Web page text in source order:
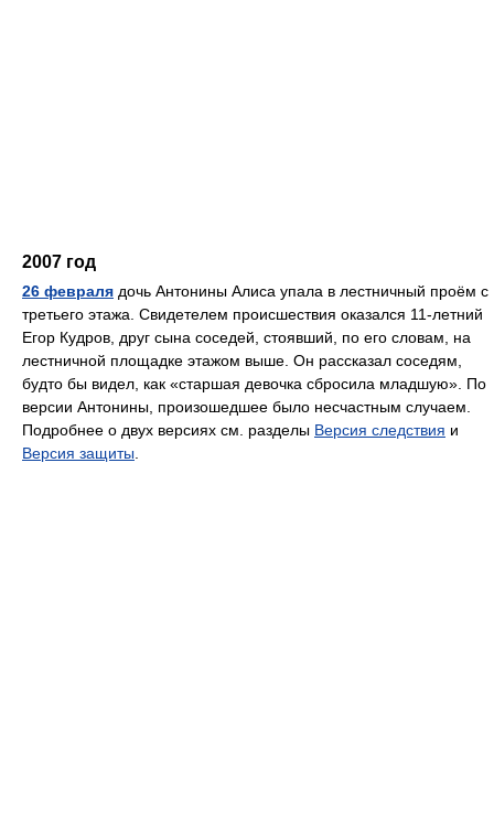
2007 год
26 февраля дочь Антонины Алиса упала в лестничный проём с
третьего этажа. Свидетелем происшествия оказался 11-летний
Егор Кудров, друг сына соседей, стоявший, по его словам, на
лестничной площадке этажом выше. Он рассказал соседям,
будто бы видел, как «старшая девочка сбросила младшую». По
версии Антонины, произошедшее было несчастным случаем.
Подробнее о двух версиях см. разделы Версия следствия и
Версия защиты